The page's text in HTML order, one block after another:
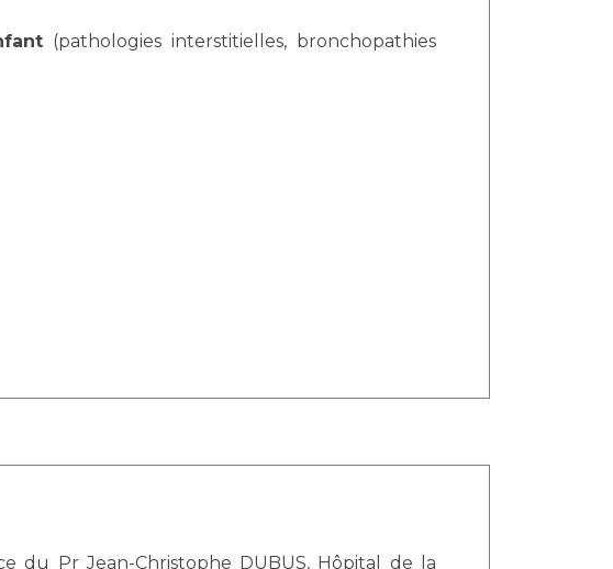
(pathologies interstitielles, bronchopathies
du Pr Jean-Christophe DUBUS, Hôpital de la